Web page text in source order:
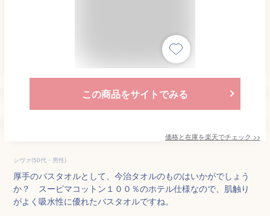
この商品をサイトでみる
価格と在庫を楽天でチェック >>
シヴァ(50代・男性)
厚手のバスタオルとして、今治タオルのものはいかがでしょう
か？ スーピマコットン１００％のホテル仕様なので、肌触り
がよく吸水性に優れたバスタオルですね。